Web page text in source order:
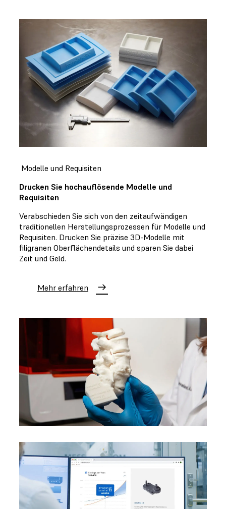
Modelle und Requisiten
Drucken Sie hochauflösende Modelle und
Requisiten
Verabschieden Sie sich von den zeitaufwändigen
traditionellen Herstellungsprozessen für Modelle und
Requisiten. Drucken Sie präzise 3D-Modelle mit
filigranen Oberflächendetails und sparen Sie dabei
Zeit und Geld.
Mehr erfahren